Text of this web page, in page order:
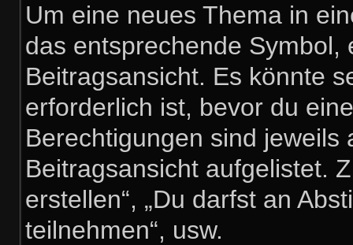
Um eine neues Thema in
das entsprechende
Beitragsansicht. Es könnte
erforderlich ist, bevor du
Berechtigungen sind
Beitragsansicht aufgelistet.
erstellen“, „Du darfst an
teilnehmen“, usw.